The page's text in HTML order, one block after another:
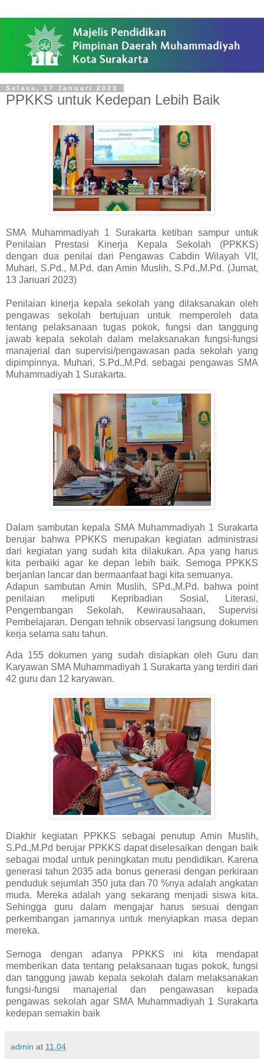
Selasa, 17 Januari 2023
PPKKS untuk Kedepan Lebih Baik
SMA Muhammadiyah 1 Surakarta ketiban sampur untuk
Penilaian Prestasi Kinerja Kepala Sekolah (PPKKS)
dengan dua penilai dari Pengawas Cabdin Wilayah VII,
Muhari, S.Pd., M.Pd. dan Amin Muslih, S.Pd.,M.Pd. (Jumat,
13 Januari 2023)
Penilaian kinerja kepala sekolah yang dilaksanakan oleh
pengawas sekolah bertujuan untuk memperoleh data
tentang pelaksanaan tugas pokok, fungsi dan tanggung
jawab kepala sekolah dalam melaksanakan fungsi-fungsi
manajerial dan supervisi/pengawasan pada sekolah yang
dipimpinnya. Muhari, S.Pd.,M.Pd. sebagai pengawas SMA
Muhammadiyah 1 Surakarta.
Dalam sambutan kepala SMA Muhammadiyah 1 Surakarta
berujar bahwa PPKKS merupakan kegiatan administrasi
dari kegiatan yang sudah kita dilakukan. Apa yang harus
kita perbaiki agar ke depan lebih baik. Semoga PPKKS
berjanlan lancar dan bermaanfaat bagi kita semuanya.
Adapun sambutan Amin Muslih, SPd.,M.Pd. bahwa point
penilaian meliputi Kepribadian Sosial, Literasi,
Pengembangan Sekolah, Kewirausahaan, Supervisi
Pembelajaran. Dengan tehnik observasi langsung dokumen
kerja selama satu tahun.
Ada 155 dokumen yang sudah disiapkan oleh Guru dan
Karyawan SMA Muhammadiyah 1 Surakarta yang terdiri dari
42 guru dan 12 karyawan.
Diakhir kegiatan PPKKS sebagai penutup Amin Muslih,
S.Pd.,M.Pd berujar PPKKS dapat diselesaikan dengan baik
sebagai modal untuk peningkatan mutu pendidikan. Karena
generasi tahun 2035 ada bonus generasi dengan perkiraan
penduduk sejumlah 350 juta dan 70 %nya adalah angkatan
muda. Mereka adalah yang sekarang menjadi siswa kita.
Sehingga guru dalam mengajar harus sesuai dengan
perkembangan jamannya untuk menyiapkan masa depan
mereka.
Semoga dengan adanya PPKKS ini kita mendapat
memberikan data tentang pelaksanaan tugas pokok, fungsi
dan tanggung jawab kepala sekolah dalam melaksanakan
fungsi-fungsi manajerial dan pengawasan kepada
pengawas sekolah agar SMA Muhammadiyah 1 Surakarta
kedepan semakin baik
admin at 11.04